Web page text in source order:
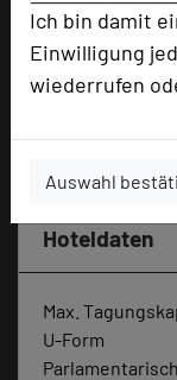
Ich bin damit
Einwilligung
wiederrufen
Auswahl
Tagungsleiter
Tagungsteilnehmer
Hoteldaten
Max.
U-Form
Parlamentarisch